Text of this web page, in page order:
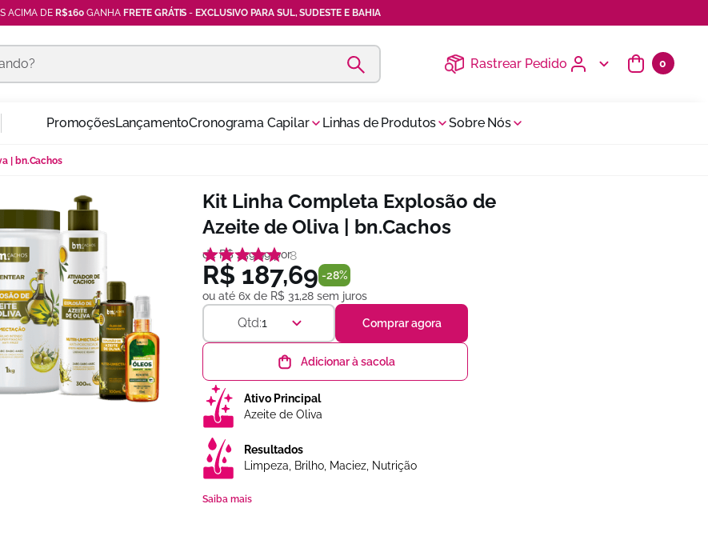
ACIMA DE R$160 GANHA FRETE GRÁTIS - EXCLUSIVO PARA SUL, SUDESTE E BAHIA
Rastrear Pedido
0
PromoçõesLançamentoCronograma Capilar Linhas de Produtos Sobre Nós
| bn.Cachos
Kit Linha Completa Explosão de
Azeite de Oliva | bn.Cachos
8
deR$ 259,99por
R$ 187,69 -28%
ou até6x de R$ 31,28 sem juros
1 Comprar agora
Adicionar à sacola
Ativo Principal
Azeite de Oliva
Resultados
Limpeza, Brilho, Maciez, Nutrição
Saiba mais